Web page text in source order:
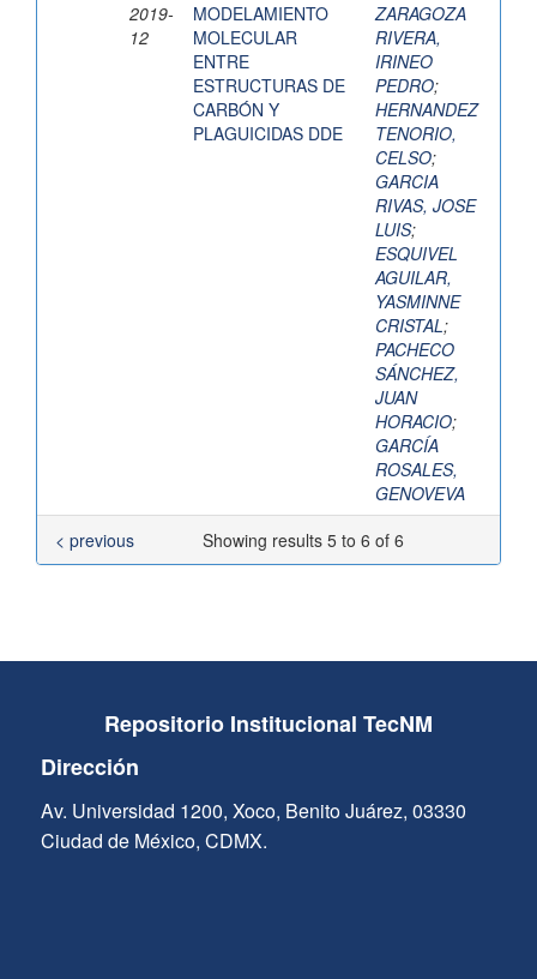
2019-
12
MODELAMIENTO
MOLECULAR
ENTRE
ESTRUCTURAS DE
CARBÓN Y
PLAGUICIDAS DDE
ZARAGOZA
RIVERA,
IRINEO
PEDRO;
HERNANDEZ
TENORIO,
CELSO;
GARCIA
RIVAS, JOSE
LUIS;
ESQUIVEL
AGUILAR,
YASMINNE
CRISTAL;
PACHECO
SÁNCHEZ,
JUAN
HORACIO;
GARCÍA
ROSALES,
GENOVEVA
Showing results 5 to 6 of 6
< previous
Repositorio Institucional TecNM
Dirección
Av. Universidad 1200, Xoco, Benito Juárez, 03330
Ciudad de México, CDMX.